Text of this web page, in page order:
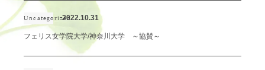
Uncategorized2022.10.31
フェリス女学院大学/神奈川大学 ～協賛～